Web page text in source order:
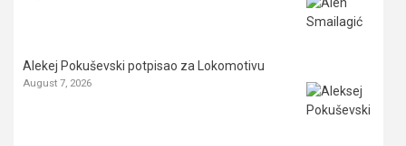
Alekej Pokuševski potpisao za Lokomotivu
August 7, 2026